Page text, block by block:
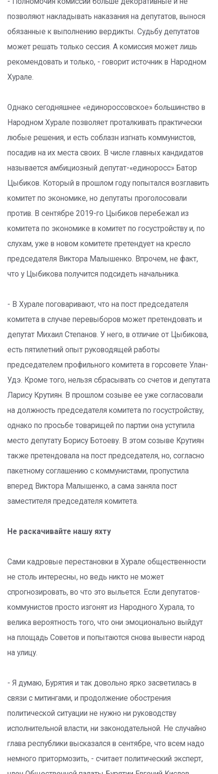
позволяют накладывать наказания на депутатов, вынося
обязанные к выполнению вердикты. Судьбу депутатов
может решать только сессия. А комиссия может лишь
рекомендовать и только, - говорит источник в Народном
Хурале.
Однако сегодняшнее «единороссовское» большинство в
Народном Хурале позволяет проталкивать практически
любые решения, и есть соблазн изгнать коммунистов,
посадив на их места своих. В числе главных кандидатов
называется амбициозный депутат-«единоросс» Батор
Цыбиков. Который в прошлом году попытался возглавить
комитет по экономике, но депутаты проголосовали
против. В сентябре 2019-го Цыбиков перебежал из
комитета по экономике в комитет по госустройству и, по
слухам, уже в новом комитете претендует на кресло
председателя Виктора Малышенко. Впрочем, не факт,
что у Цыбикова получится подсидеть начальника.
- В Хурале поговаривают, что на пост председателя
комитета в случае перевыборов может претендовать и
депутат Михаил Степанов. У него, в отличие от Цыбикова,
есть пятилетний опыт руководящей работы
председателем профильного комитета в горсовете Улан-
Удэ. Кроме того, нельзя сбрасывать со счетов и депутата
Ларису Крутиян. В прошлом созыве ее уже согласовали
на должность председателя комитета по госустройству,
однако по просьбе товарищей по партии она уступила
место депутату Борису Ботоеву. В этом созыве Крутиян
также претендовала на пост председателя, но, согласно
пакетному соглашению с коммунистами, пропустила
вперед Виктора Малышенко, а сама заняла пост
заместителя председателя комитета.
Не раскачивайте нашу яхту
Сами кадровые перестановки в Хурале общественности
не столь интересны, но ведь никто не может
спрогнозировать, во что это выльется. Если депутатов-
коммунистов просто изгонят из Народного Хурала, то
велика вероятность того, что они эмоционально выйдут
на площадь Советов и попытаются снова вывести народ
на улицу.
- Я думаю, Бурятия и так довольно ярко засветилась в
связи с митингами, и продолжение обострения
политической ситуации не нужно ни руководству
исполнительной власти, ни законодательной. Не случайно
глава республики высказался в сентябре, что всем надо
немного притормозить, - считает политический эксперт,